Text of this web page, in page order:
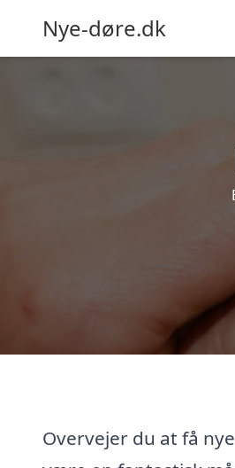
Nye-døre.dk
Overvejer du at få